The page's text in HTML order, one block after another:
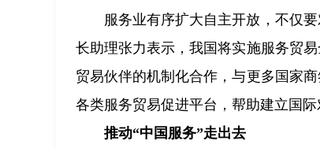
服务业有序扩大自主开放，不仅
长助理张力表示，我国将实施服务贸
贸易伙伴的机制化合作，与更多国家
各类服务贸易促进平台，帮助建立国
推动“中国服务”走出去